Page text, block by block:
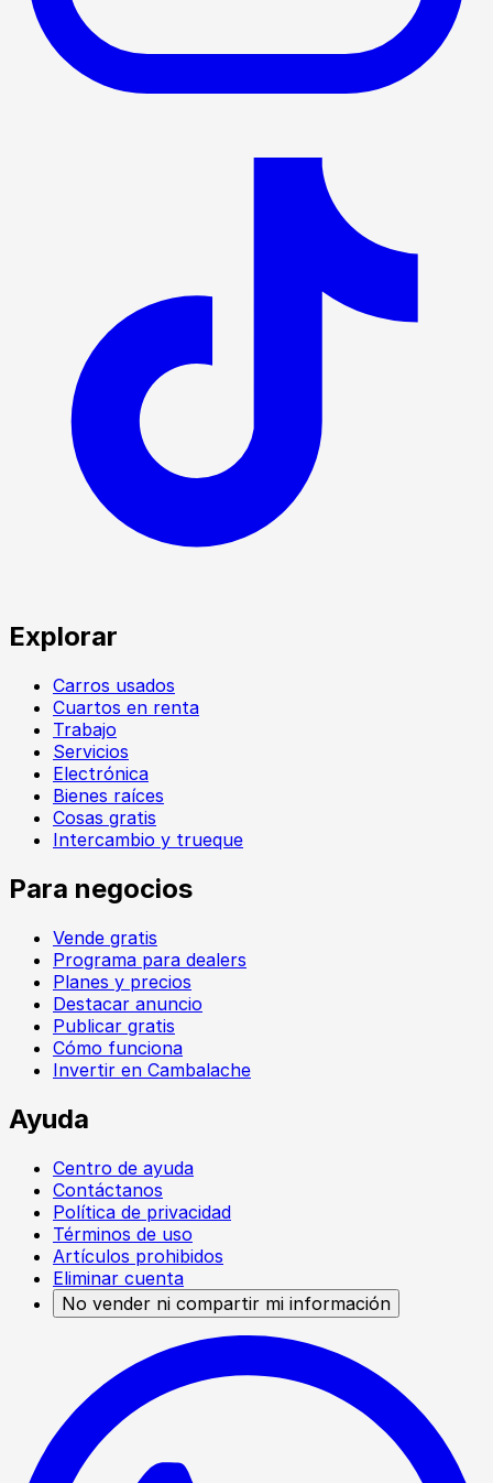
Explorar
Carros usados
Cuartos en renta
Trabajo
Servicios
Electrónica
Bienes raíces
Cosas gratis
Intercambio y trueque
Para negocios
Vende gratis
Programa para dealers
Planes y precios
Destacar anuncio
Publicar gratis
Cómo funciona
Invertir en Cambalache
Ayuda
Centro de ayuda
Contáctanos
Política de privacidad
Términos de uso
Artículos prohibidos
Eliminar cuenta
No vender ni compartir mi información